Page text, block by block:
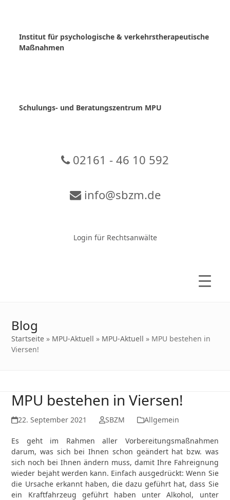
Institut für psychologische & verkehrstherapeutische
Maßnahmen
Schulungs- und Beratungszentrum MPU
02161 - 46 10 592
info@sbzm.de
Login für Rechtsanwälte
Blog
Startseite » MPU-Aktuell » MPU-Aktuell » MPU bestehen in
Viersen!
MPU bestehen in Viersen!
22. September 2021 SBZM Allgemein
Es geht im Rahmen aller Vorbereitungsmaßnahmen
darum, was sich bei Ihnen schon geändert hat bzw. was
sich noch bei Ihnen ändern muss, damit Ihre Fahreignung
wieder bejaht werden kann. Einfach ausgedrückt: Wenn Sie
die Ursache erkannt haben, die dazu geführt hat, dass Sie
ein Kraftfahrzeug geführt haben unter Alkohol, unter